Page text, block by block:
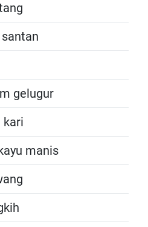
gelugur
kari
manis